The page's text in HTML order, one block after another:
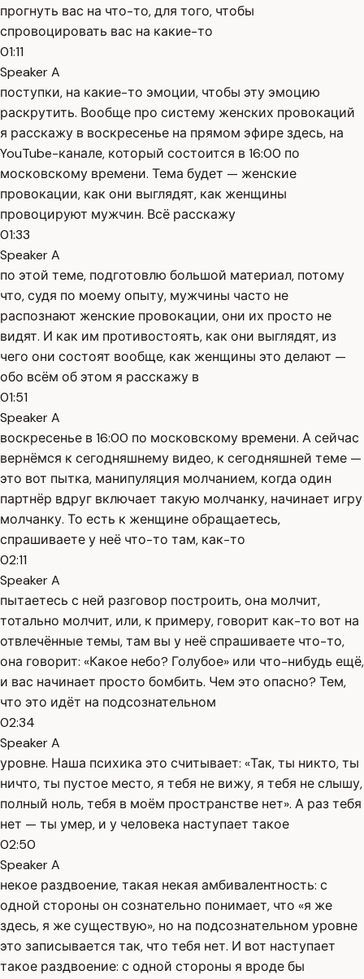
прогнуть вас на что-то, для того, чтобы
спровоцировать вас на какие-то
01:11
Speaker A
поступки, на какие-то эмоции, чтобы эту эмоцию
раскрутить. Вообще про систему женских провокаций
я расскажу в воскресенье на прямом эфире здесь, на
YouTube-канале, который состоится в 16:00 по
московскому времени. Тема будет — женские
провокации, как они выглядят, как женщины
провоцируют мужчин. Всё расскажу
01:33
Speaker A
по этой теме, подготовлю большой материал, потому
что, судя по моему опыту, мужчины часто не
распознают женские провокации, они их просто не
видят. И как им противостоять, как они выглядят, из
чего они состоят вообще, как женщины это делают —
обо всём об этом я расскажу в
01:51
Speaker A
воскресенье в 16:00 по московскому времени. А сейчас
вернёмся к сегодняшнему видео, к сегодняшней теме —
это вот пытка, манипуляция молчанием, когда один
партнёр вдруг включает такую молчанку, начинает игру
молчанку. То есть к женщине обращаетесь,
спрашиваете у неё что-то там, как-то
02:11
Speaker A
пытаетесь с ней разговор построить, она молчит,
тотально молчит, или, к примеру, говорит как-то вот на
отвлечённые темы, там вы у неё спрашиваете что-то,
она говорит: «Какое небо? Голубое» или что-нибудь ещё,
и вас начинает просто бомбить. Чем это опасно? Тем,
что это идёт на подсознательном
02:34
Speaker A
уровне. Наша психика это считывает: «Так, ты никто, ты
ничто, ты пустое место, я тебя не вижу, я тебя не слышу,
полный ноль, тебя в моём пространстве нет». А раз тебя
нет — ты умер, и у человека наступает такое
02:50
Speaker A
некое раздвоение, такая некая амбивалентность: с
одной стороны он сознательно понимает, что «я же
здесь, я же существую», но на подсознательном уровне
это записывается так, что тебя нет. И вот наступает
такое раздвоение: с одной стороны я вроде бы